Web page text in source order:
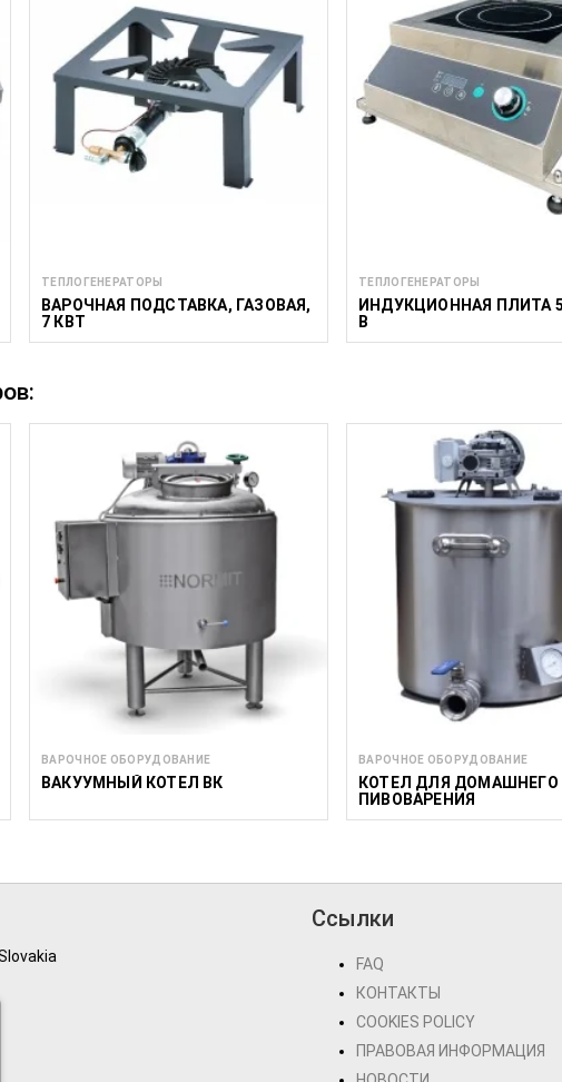
ТЕПЛОГЕНЕРАТОРЫ
ВАРОЧНАЯ ПОДСТАВКА, ГАЗОВАЯ,
7 КВТ
ТЕПЛОГЕНЕРАТОРЫ
ИНДУКЦИОННАЯ ПЛИТА
В
ВАРОЧНОЕ ОБОРУДОВАНИЕ
ВАКУУМНЫЙ КОТЕЛ ВК
ВАРОЧНОЕ ОБОРУДОВАНИЕ
КОТЕЛ ДЛЯ ДОМАШНЕГО
ПИВОВАРЕНИЯ
Ссылки
FAQ
КОНТАКТЫ
COOKIES POLICY
ПРАВОВАЯ ИНФОРМАЦИЯ